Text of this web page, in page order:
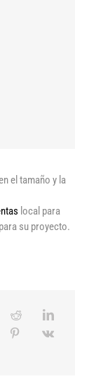
el tamaño y la
local para
su proyecto.